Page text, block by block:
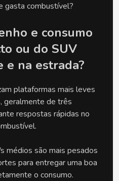
gasta combustível?
e consumo
ou do SUV
e na estrada?
plataformas mais leves
geralmente de três
respostas rápidas no
médios são mais pesados
para entregar uma boa
o consumo.